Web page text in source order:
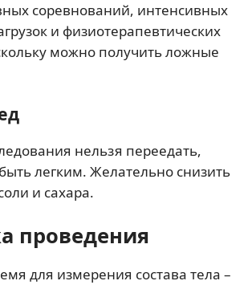
соревнований, интенсивных
и физиотерапевтических
можно получить ложные
нельзя переедать,
легким. Желательно снизить
и сахара.
проведения
для измерения состава тела –